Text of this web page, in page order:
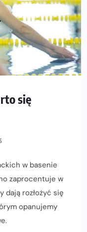
się
w basenie
zaprocentuje w
dają rozłożyć się
opanujemy